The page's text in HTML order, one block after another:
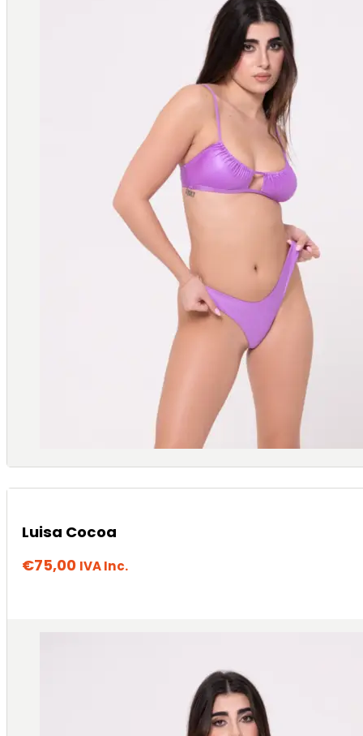
Luisa Cocoa
€75,00 IVA Inc.